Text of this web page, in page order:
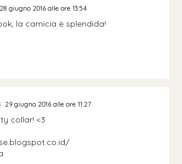
28 giugno 2016 alle ore 13:54
la camicia è splendida!
29 giugno 2016 alle ore 11:27
collar! <3